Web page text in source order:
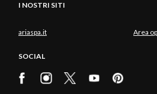
I NOSTRI SITI
ariaspa.it Area
SOCIAL